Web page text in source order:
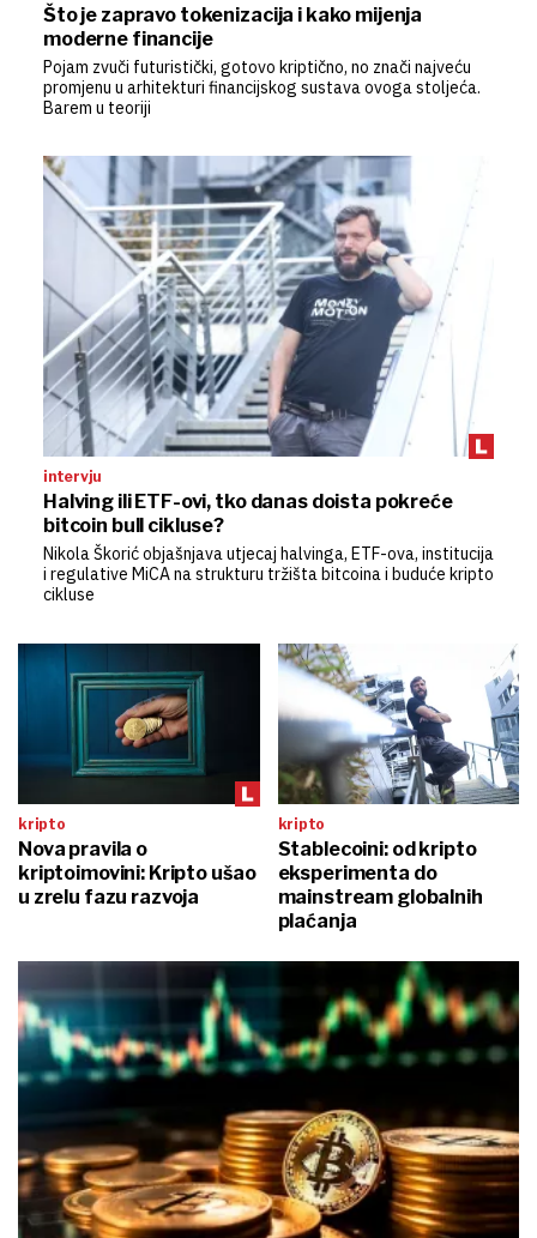
Što je zapravo tokenizacija i kako mijenja
moderne financije
Pojam zvuči futuristički, gotovo kriptično, no znači najveću
promjenu u arhitekturi financijskog sustava ovoga stoljeća.
Barem u teoriji
intervju
Halving ili ETF-ovi, tko danas doista pokreće
bitcoin bull cikluse?
Nikola Škorić objašnjava utjecaj halvinga, ETF-ova, institucija
i regulative MiCA na strukturu tržišta bitcoina i buduće kripto
cikluse
kripto
Nova pravila o
kriptoimovini: Kripto ušao
u zrelu fazu razvoja
kripto
Stablecoini: od kripto
eksperimenta do
mainstream globalnih
plaćanja